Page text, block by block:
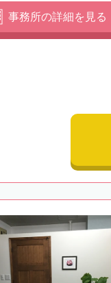
事務所の詳細を見る